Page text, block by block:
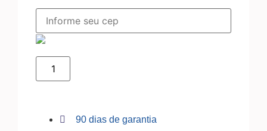
90 dias de garantia